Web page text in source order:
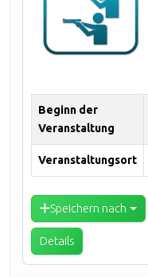
Beginn der
Veranstaltung
Veranstaltungsort
Speichern nach
Details